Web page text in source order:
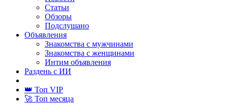
Статьи
Обзоры
Подслушано
Объявления
Знакомства с мужчинами
Знакомства с женщинами
Интим объявления
Раздень с ИИ
👑 Топ VIP
🚀 Топ месяца